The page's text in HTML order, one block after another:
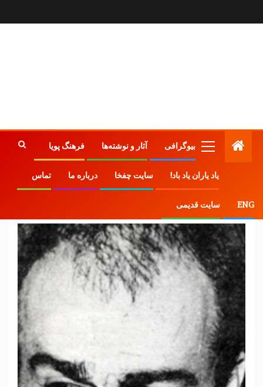
بیوگرافی آثار و نوشته‌ها فرهنگ پویا
یاد یاران یاد باد! سایت چفخا درباره ما تماس
ENG سایت قدیمی
خسرو گلسرخی